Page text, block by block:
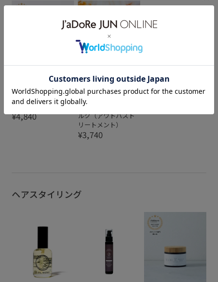
【TE.ON｜テオン】
Utility Oil ユーティリ
ティオイル Hasu
¥4,840
L&B
【O SKIN & HAIR｜
オー・スキン アンド
ヘア】オー・ヘアミ
ルク（アウトバスト
リートメント）
¥3,740
ヘアスタイリング